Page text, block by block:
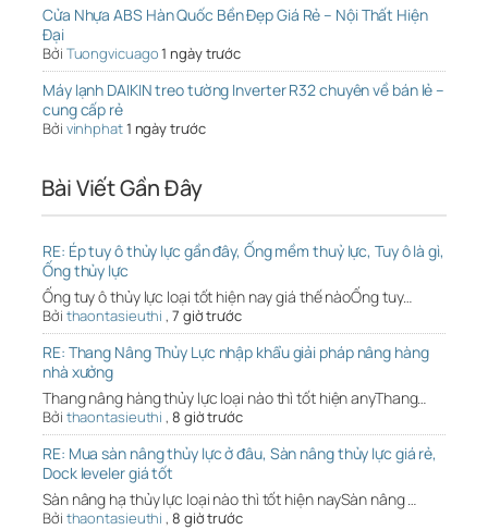
Cửa Nhựa ABS Hàn Quốc Bền Đẹp Giá Rẻ – Nội Thất Hiện
Đại
Bởi Tuongvicuago1 ngày trước
Máy lạnh DAIKIN treo tường Inverter R32 chuyên về bán lẻ –
cung cấp rẻ
Bởi vinhphat1 ngày trước
Bài Viết Gần Đây
RE: Ép tuy ô thủy lực gần đây, Ống mềm thuỷ lực, Tuy ô là gì,
Ống thủy lực
Ống tuy ô thủy lực loại tốt hiện nay giá thế nàoỐng tuy…
Bởi thaontasieuthi , 7 giờ trước
RE: Thang Nâng Thủy Lực nhập khẩu giải pháp nâng hàng
nhà xưởng
Thang nâng hàng thủy lực loại nào thì tốt hiện anyThang…
Bởi thaontasieuthi , 8 giờ trước
RE: Mua sàn nâng thủy lực ở đâu, Sàn nâng thủy lực giá rẻ,
Dock leveler giá tốt
Sàn nâng hạ thủy lực loại nào thì tốt hiện naySàn nâng …
Bởi thaontasieuthi , 8 giờ trước